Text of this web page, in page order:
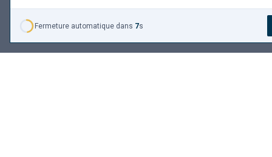
Fermeture automatique dans 6s